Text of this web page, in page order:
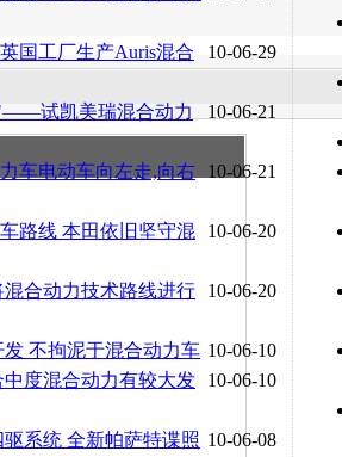
10-06-29
国工厂生产Auris混合
10-06-21
试凯美瑞混合动力
10-06-21
车电动车向左走,向右
10-06-20
路线 本田依旧坚守混
10-06-20
合动力技术路线进行
10-06-10
不拘泥于混合动力车
10-06-10
度混合动力有较大发
10-06-08
系统 全新帕萨特谍照